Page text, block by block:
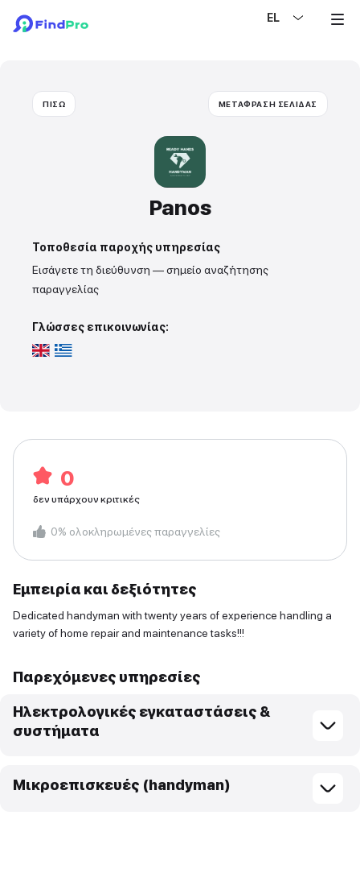
EL
Panos
ΜΕΤΑΦΡΑΣΗ ΣΕΛΙΔΑΣ
ΠΙΣΩ
Τοποθεσία παροχής υπηρεσίας
Εισάγετε τη διεύθυνση — σημείο αναζήτησης
παραγγελίας
Γλώσσες επικοινωνίας:
Εμπειρία και δεξιότητες
Dedicated handyman with twenty years of experience handling a
variety of home repair and maintenance tasks!!!
Παρεχόμενες υπηρεσίες
Ηλεκτρολογικές εγκαταστάσεις &
συστήματα
Μικροεπισκευές (handyman)
0
δεν υπάρχουν κριτικές
0% ολοκληρωμένες παραγγελίες